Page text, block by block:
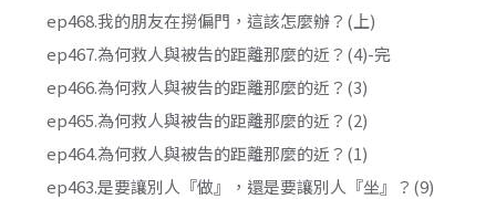
ep468.我的朋友在撈偏門，這該怎麼辦？(上)
ep467.為何救人與被告的距離那麼的近？(4)-完
ep466.為何救人與被告的距離那麼的近？(3)
ep465.為何救人與被告的距離那麼的近？(2)
ep464.為何救人與被告的距離那麼的近？(1)
ep463.是要讓別人『做』，還是要讓別人『坐』？(9)